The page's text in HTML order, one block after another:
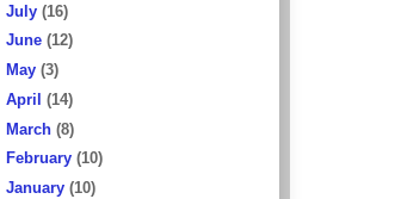
July (16)
June (12)
May (3)
April (14)
March (8)
February (10)
January (10)